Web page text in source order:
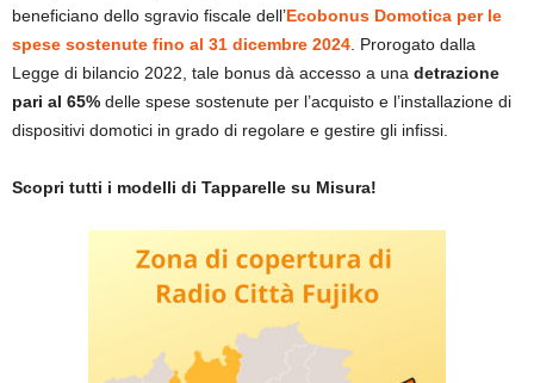
beneficiano dello sgravio fiscale dell’Ecobonus Domotica per le
spese sostenute fino al 31 dicembre 2024 . Prorogato dalla
Legge di bilancio 2022, tale bonus dà accesso a una detrazione
pari al 65% delle spese sostenute per l’acquisto e l’installazione di
dispositivi domotici in grado di regolare e gestire gli infissi.
Scopri tutti i modelli di Tapparelle su Misura!